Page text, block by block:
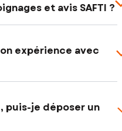
et avis SAFTI ?
expérience avec
puis-je déposer un